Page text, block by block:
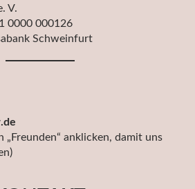
V.
0000 000126
Schweinfurt
anklicken, damit uns